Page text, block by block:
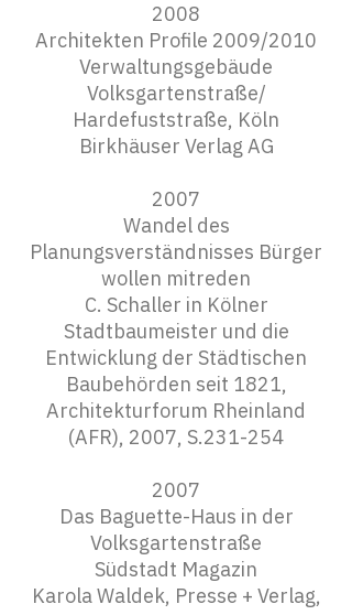
2008
Architekten Profile 2009/2010
Verwaltungsgebäude
Volksgartenstraße/
Hardefuststraße, Köln
Birkhäuser Verlag AG
2007
Wandel des
Planungsverständnisses Bürger
wollen mitreden
C. Schaller in Kölner
Stadtbaumeister und die
Entwicklung der Städtischen
Baubehörden seit 1821,
Architekturforum Rheinland
(AFR), 2007, S.231-254
2007
Das Baguette-Haus in der
Volksgartenstraße
Südstadt Magazin
Karola Waldek, Presse + Verlag,